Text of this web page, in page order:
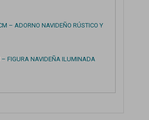
– ADORNO NAVIDEÑO RÚSTICO Y
– FIGURA NAVIDEÑA ILUMINADA